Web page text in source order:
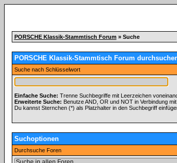
PORSCHE Klassik-Stammtisch Forum » Suche
PORSCHE Klassik-Stammtisch Forum
Suche nach Schlüsselwort
Einfache Suche: Trenne Suchbegriffe mit Leerzeichen
Erweiterte Suche: Benutze AND, OR und NOT in Verbindung
Du kannst Sternchen (*) als Platzhalter in den Suchbegriff
Suchoptionen
Durchsuche Foren